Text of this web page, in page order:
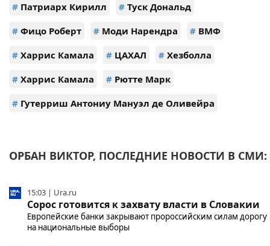
# Патриарх Кирилл # Туск Дональд
# Фицо Роберт # Моди Нарендра # ВМФ
# Харрис Камала # ЦАХАЛ # Хезболла
# Харрис Камала # Рютте Марк
# Гутерриш Антониу Мануэл де Оливейра
ОРБАН ВИКТОР, ПОСЛЕДНИЕ НОВОСТИ В СМИ:
15:03 | Ura.ru
Сорос готовится к захвату власти в Словакии
Европейские банки закрывают пророссийским силам дорогу
на национальные выборы